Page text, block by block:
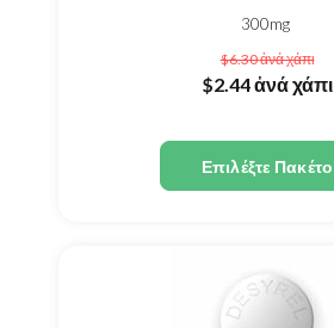
300mg
$6.30ἀνά χάπι
$2.44ἀνά χάπι
Επιλέξτε Πακέτο